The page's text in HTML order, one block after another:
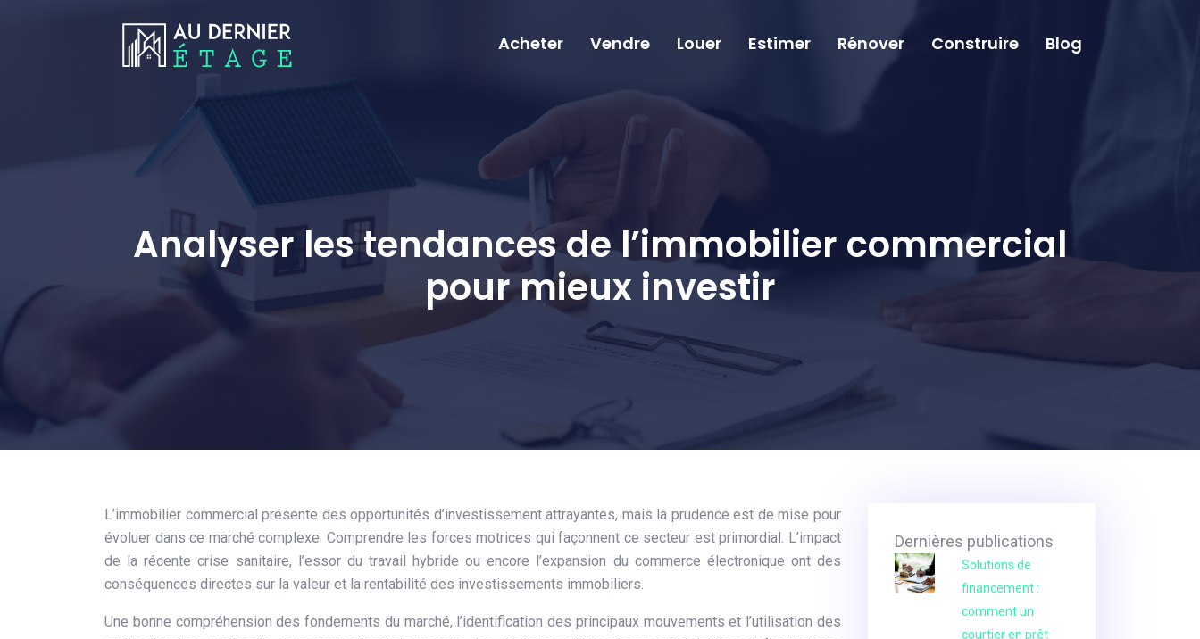
Acheter Vendre Louer Estimer Rénover Construire Blog
Analyser les tendances de l’immobilier commercial
pour mieux investir
L’immobilier commercial présente des opportunités d’investissement attrayantes, mais la prudence est de mise pour
évoluer dans ce marché complexe. Comprendre les forces motrices qui façonnent ce secteur est primordial. L’impact
de la récente crise sanitaire, l’essor du travail hybride ou encore l’expansion du commerce électronique ont des
conséquences directes sur la valeur et la rentabilité des investissements immobiliers.
Une bonne compréhension des fondements du marché, l’identification des principaux mouvements et l’utilisation des
Dernières publications
Solutions de
financement :
comment un
courtier en prêt